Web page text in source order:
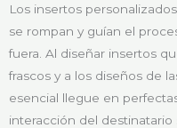
Los insertos
se rompan y guían el
fuera. Al diseñar insertos
frascos y a los diseños de
esencial llegue en
interacción del